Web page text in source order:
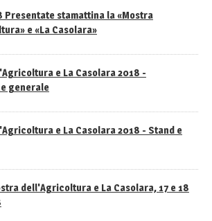
Presentate stamattina la «Mostra
e «La Casolara»
e La Casolara 2018 -
generale
e La Casolara 2018 - Stand e
dell'Agricoltura e La Casolara, 17 e 18